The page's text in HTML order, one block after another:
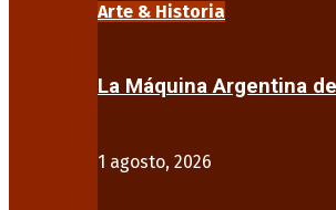
Arte & Historia
La Máquina Argentina
1 agosto, 2026